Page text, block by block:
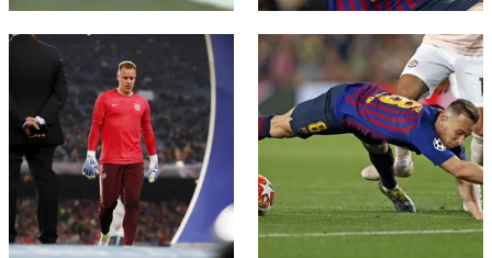
FC Barcelona club badge FC Barcelona club badge